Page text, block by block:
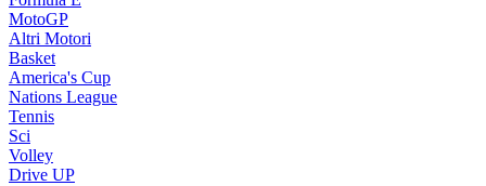
MotoGP
Altri Motori
Basket
America's Cup
Nations League
Tennis
Sci
Volley
Drive UP